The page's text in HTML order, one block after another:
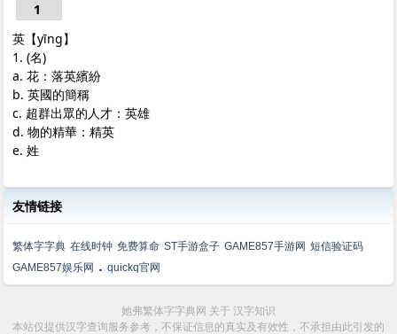
1
英【yīng】
1. (名)
a. 花：落英繽紛
b. 英國的簡稱
c. 超群出眾的人才：英雄
d. 物的精華：精英
e. 姓
友情链接
繁体字字典 在线时钟 免费算命 ST手游盒子 GAME857手游网 短信验证码
GAME857娱乐网 .quickq官网
她弗繁体字字典网 关于 汉字知识
本站仅提供汉字查询服务参考，不保证信息的真实及有效性，不承担由此引发的